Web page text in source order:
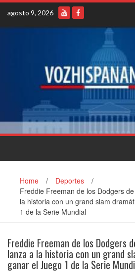
Skip
content
agosto 9, 2026
Home / Deportes
/
Freddie Freeman de los Dodgers
la historia con un grand slam
1 de la Serie Mundial
Freddie Freeman de los Dodgers
lanza a la historia con un grand
ganar el Juego 1 de la Serie